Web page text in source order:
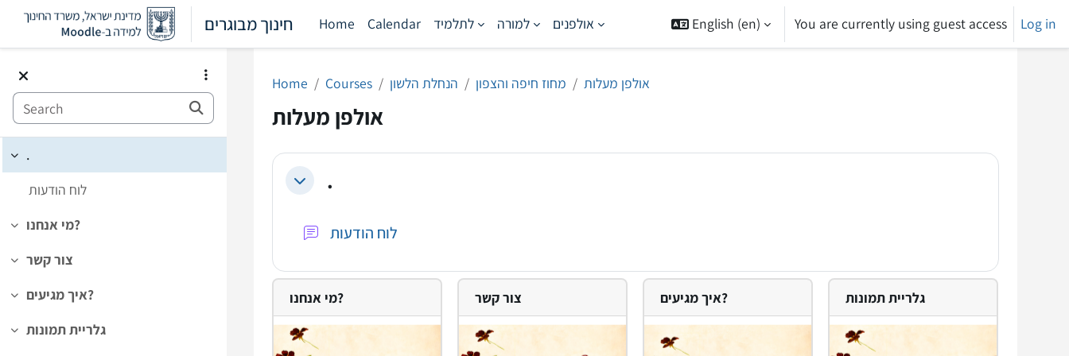
Skip to main content
חינוך מבוגרים Home Calendar לתלמיד למורה אולפנים English ‎(en)‎ You are currently using guest access Log in
Search
Collapse
.
לוח הודעות
Collapse מי אנחנו?
Collapse
צור קשר
Collapse איך מגיעים?
Collapse
גלריית תמונות
Home Courses הנחלת הלשון מחוז חיפה והצפון אולפן מעלות
אולפן מעלות
Collapse
.
מי אנחנו? צור קשר איך מגיעים? גלריית תמונות